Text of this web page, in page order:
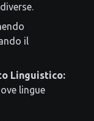
il
Linguistico:
lingue